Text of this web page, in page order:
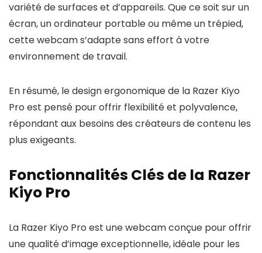
variété de surfaces et d’appareils. Que ce soit sur un
écran, un ordinateur portable ou même un trépied,
cette webcam s’adapte sans effort à votre
environnement de travail.
En résumé, le design ergonomique de la Razer Kiyo
Pro est pensé pour offrir flexibilité et polyvalence,
répondant aux besoins des créateurs de contenu les
plus exigeants.
Fonctionnalités Clés de la Razer
Kiyo Pro
La Razer Kiyo Pro est une webcam conçue pour offrir
une qualité d’image exceptionnelle, idéale pour les